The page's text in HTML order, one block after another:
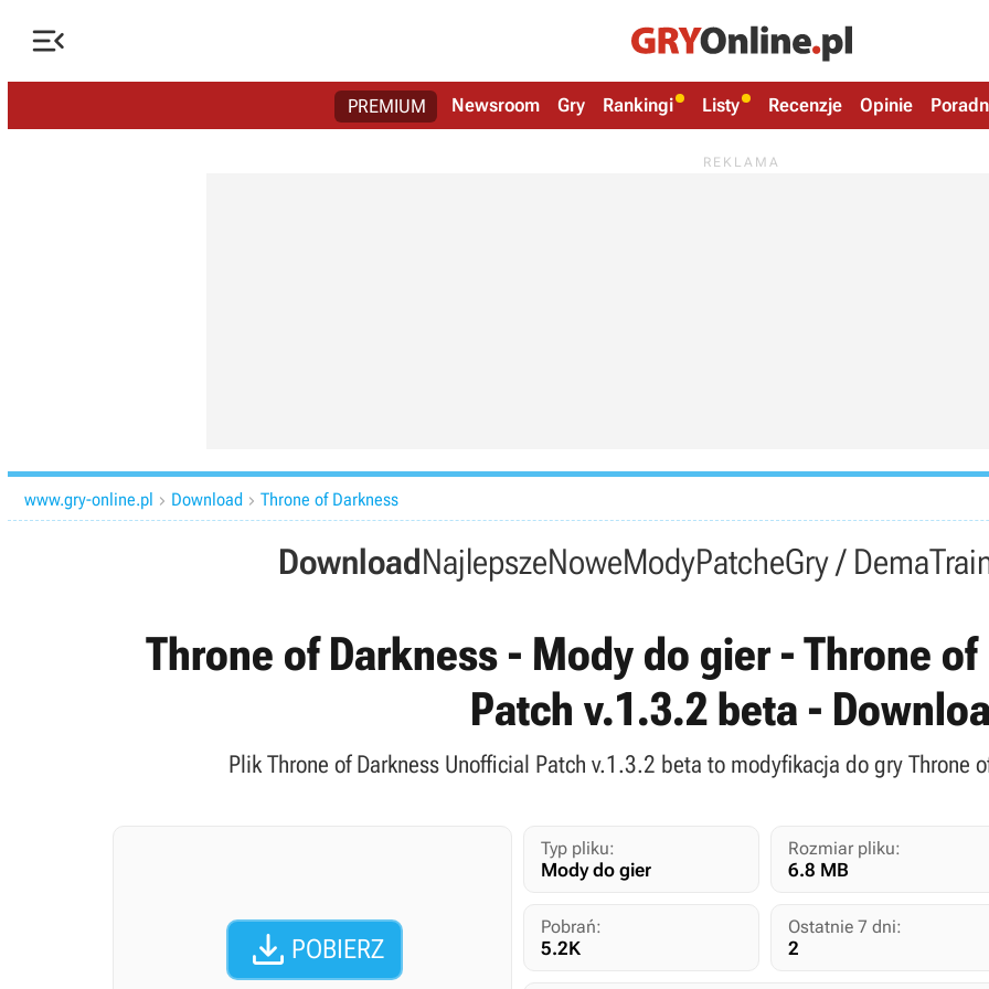

PREMIUM Newsroom Gry Rankingi Listy Recenzje Opinie
www.gry-online.pl  Download  Throne of Darkness
DownloadNajlepszeNoweModyPatcheGry / Dema
Throne of Darkness - Mody do gier - Throne
Patch v.1.3.2 beta -
Plik Throne of Darkness Unofficial Patch v.1.3.2 beta to modyfikacja do gry Throne
 POBIERZ
Typ pliku:
Mody do gier
Rozmiar pliku:
6.8 MB
Pobrań:
5.2K
Ostatnie 7 dni:
2